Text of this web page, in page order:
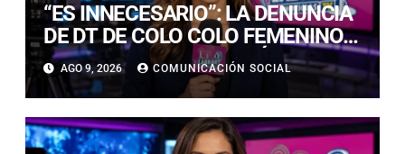
“ES INNECESARIO”: LA DENUNCIA
DE DT DE COLO COLO FEMENINO
TRAS GANAR SUPERCLÁSICO
ANTE LA U
AGO 9, 2026 COMUNICACIÓN SOCIAL